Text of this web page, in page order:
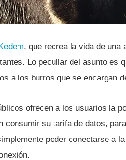
, que recrea la vida de una
Lo peculiar del asunto es
a los burros que se encargan
ofrecen a los usuarios la
consumir su tarifa de datos,
poder conectarse a